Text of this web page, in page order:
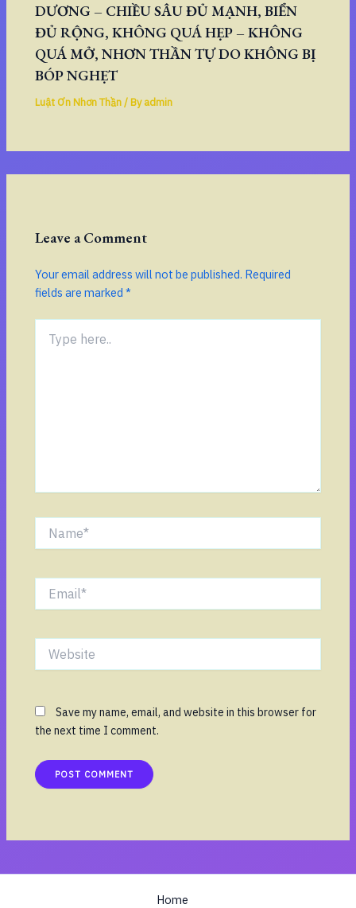
DƯƠNG – CHIỀU SÂU ĐỦ MẠNH, BIỂN
ĐỦ RỘNG, KHÔNG QUÁ HẸP – KHÔNG
QUÁ MỞ, NHƠN THẦN TỰ DO KHÔNG BỊ
BÓP NGHẸT
Luật Ơn Nhơn Thần/ Byadmin
Leave a Comment
Your email address will not be published. Required
fields are marked*
here..
Save my name, email, and website in this browser for
the next time I comment.
Home